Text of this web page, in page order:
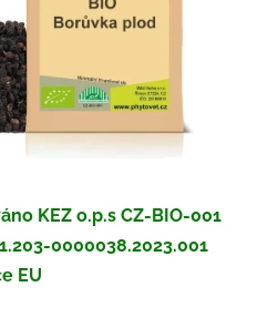
KEZ o.p.s CZ-BIO-001
0000038.2023.001
EU